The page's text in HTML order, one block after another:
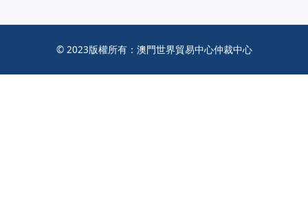
© 2023版權所有：澳門世界貿易中心仲裁中心